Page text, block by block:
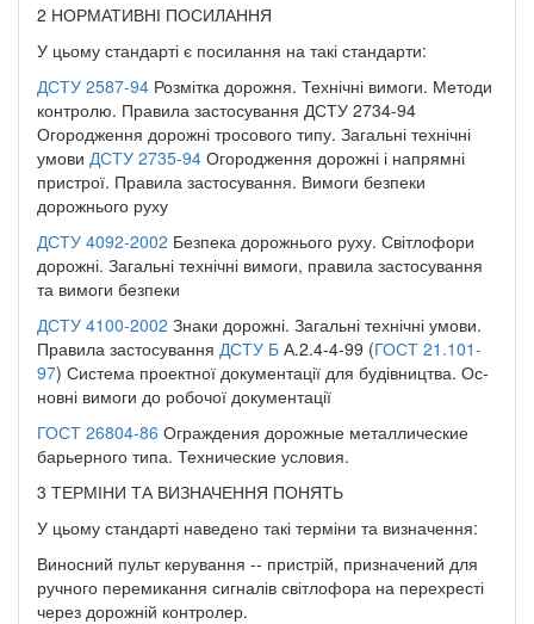
2 НОРМАТИВНІ ПОСИЛАННЯ
У цьому стандарті є посилання на такі стандарти:
ДСТУ 2587-94 Розмітка дорожня. Технічні вимоги. Методи
контролю. Правила застосування ДСТУ 2734-94
Огородження дорожні тросового типу. Загальні технічні
умови ДСТУ 2735-94 Огородження дорожні і напрямні
пристрої. Правила застосування. Вимоги безпеки
дорожнього руху
ДСТУ 4092-2002 Безпека дорожнього руху. Світлофори
дорожні. Загальні технічні вимоги, правила застосування
та вимоги безпеки
ДСТУ 4100-2002 Знаки дорожні. Загальні технічні умови.
Правила застосування ДСТУ Б А.2.4-4-99 (ГОСТ 21.101-
97) Система проектної документації для будівництва. Ос­
новні вимоги до робочої документації
ГОСТ 26804-86 Ограждения дорожные металлические
барьерного типа. Технические условия.
3 ТЕРМІНИ ТА ВИЗНАЧЕННЯ ПОНЯТЬ
У цьому стандарті наведено такі терміни та визначення:
Виносний пульт керування -- пристрій, призначений для
ручного перемикання сигналів світлофора на перехресті
через дорожній контролер.